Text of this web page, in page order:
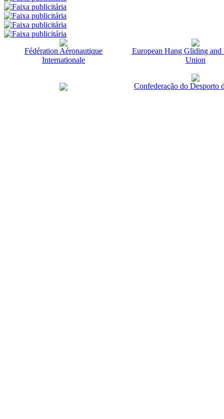
Fédération Aéronautique
Internationale
European Hang Gliding and
Union
Confederação do Desporto